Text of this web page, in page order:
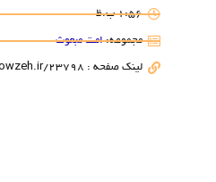
1:56 ب.ظ
مجموعه:امت مبعوث
لینک صفحه : https://livehowzeh.ir/23798